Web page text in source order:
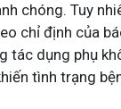
chóng. Tuy
chỉ định của
tác dụng phụ
tình trạng